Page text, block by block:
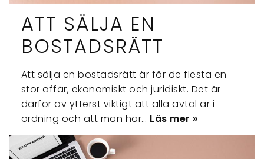
ATT SÄLJA EN
BOSTADSRÄTT
Att sälja en bostadsrätt är för de flesta en
stor affär, ekonomiskt och juridiskt. Det är
därför av ytterst viktigt att alla avtal är i
ordning och att man har… Läs mer »